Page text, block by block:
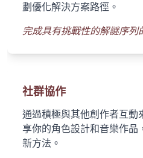
劃優化解決方案路徑。
完成具有挑戰性的解謎序列
社群協作
通過積極與其他創作者互動
享你的角色設計和音樂作品
新方法。